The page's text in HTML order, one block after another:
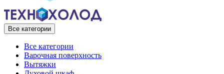
Все категории
Все категории
Варочная поверхность
Вытяжки